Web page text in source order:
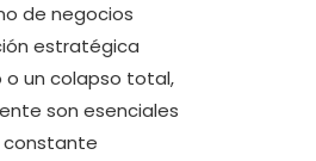
de negocios
estratégica
un colapso total,
son esenciales
constante